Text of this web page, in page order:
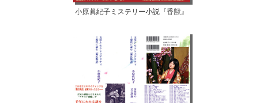
小原眞紀子ミステリー小説『香獣』